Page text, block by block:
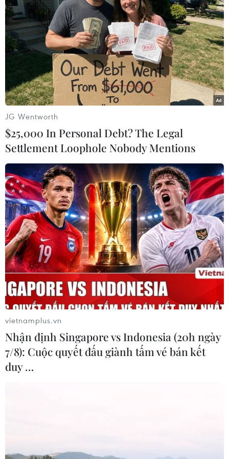
Thiếu nhi Hà Nội hào hứng trải
nghiệm văn hóa Nhật Bản
01/06/2022 07:01
Nhằm tạo sân chơi cho các bạn nhỏ trong dịp Quốc
tế Thiếu nhi 1/6, Bảo tàng Phụ nữ Việt Nam đã phối hợp
với Quỹ Giao lưu quốc tế Nhật Bản để tổ chức sự kiện
“Chào Hè cùng văn hóa Nhật Bản.”
Học sinh Hà Nội háo hức trải
JG Wentworth
$25,000 In Personal Debt? The Legal
Settlement Loophole Nobody Mentions
vietnamplus.vn
Nhận định Singapore vs Indonesia (20h ngày
7/8): Cuộc quyết đấu giành tấm vé bán kết
duy …